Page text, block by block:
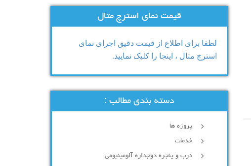
قیمت نمای استرچ متال
لطفا برای اطلاع از قیمت دقیق اجرای نمای
استرچ متال ، اینجا را کلیک نمایید.
دسته بندی مطالب :
پروژه ها
خدمات
درب و پنجره دوجداره آلومینیومی